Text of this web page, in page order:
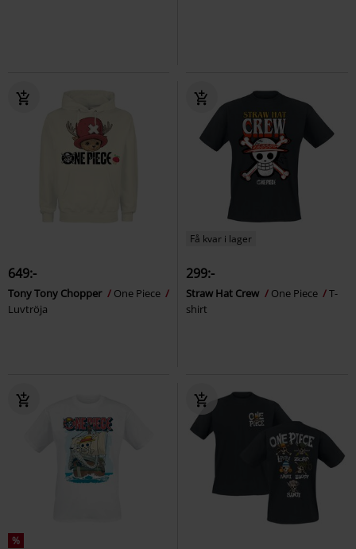
649:-
Tony Tony Chopper
One Piece
Luvtröja
Få kvar i lager
299:-
Straw Hat Crew One Piece
T-
shirt
%